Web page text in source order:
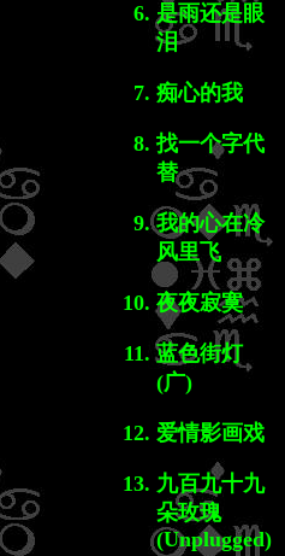
是雨还是眼
泪
痴心的我
找一个字代
替
我的心在冷
风里飞
夜夜寂寞
蓝色街灯
(广)
爱情影画戏
九百九十九
朵玫瑰
(Unplugged)